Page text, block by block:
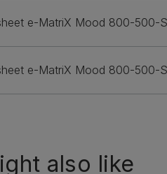
e-MatriX Mood 800-500-
e-MatriX Mood 800-500-
also like